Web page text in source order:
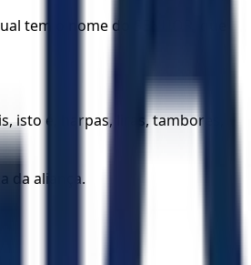
tem o nome do SENHOR, que
isto é, harpas, liras, tambores,
da aliança.